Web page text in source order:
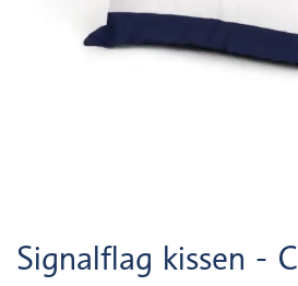
Signalflag kissen - C